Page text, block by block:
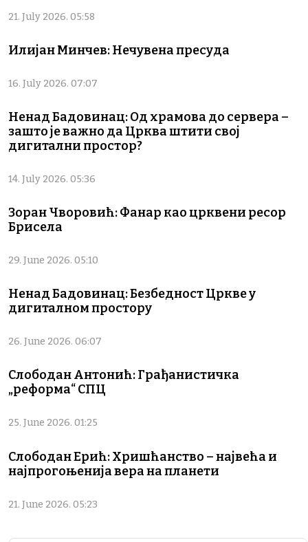
21. July 2026. 05:58
Илијан Минчев: Нечувена пресуда
16. July 2026. 07:07
Ненад Бадовинац: Од храмова до сервера –
зашто је важно да Црква штити свој
дигитални простор?
14. July 2026. 05:36
Зоран Чворовић: Фанар као црквени ресор
Брисела
29. June 2026. 05:10
Ненад Бадовинац: Безбедност Цркве у
дигиталном простору
26. June 2026. 06:07
Слободан Антонић: Грађанистичка
„реформа“ СПЦ
25. June 2026. 01:25
Слободан Ерић: Хришћанство – највећа и
најпрогоњенија вера на планети
21. June 2026. 05:23